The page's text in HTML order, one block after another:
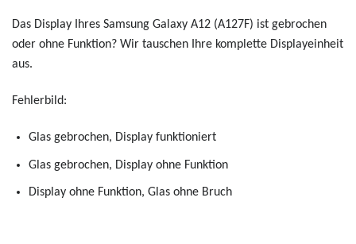
Das Display Ihres Samsung Galaxy A12 (A127F) ist gebrochen
oder ohne Funktion? Wir tauschen Ihre komplette Displayeinheit
aus.
Fehlerbild:
Glas gebrochen, Display funktioniert
Glas gebrochen, Display ohne Funktion
Display ohne Funktion, Glas ohne Bruch